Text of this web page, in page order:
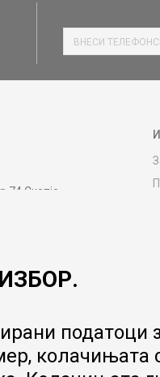
Скопје
податоци
колачињата